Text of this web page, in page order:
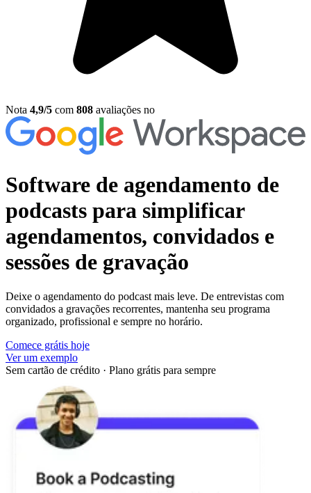
Nota 4,9/5 com 808 avaliações no
Software de agendamento de
podcasts para simplificar
agendamentos, convidados e
sessões de gravação
Deixe o agendamento do podcast mais leve. De entrevistas com
convidados a gravações recorrentes, mantenha seu programa
organizado, profissional e sempre no horário.
Comece grátis hoje
Ver um exemplo
Sem cartão de crédito · Plano grátis para sempre